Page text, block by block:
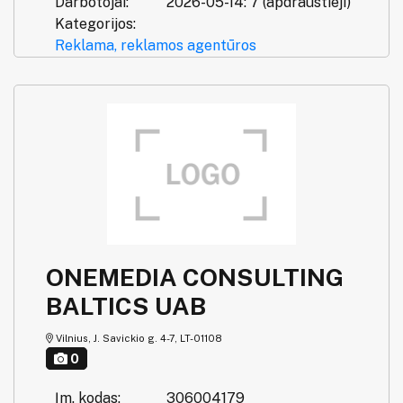
Kategorijos:
Reklama, reklamos agentūros
ONEMEDIA CONSULTING
BALTICS UAB
Vilnius, J. Savickio g. 4-7, LT-01108
0
Įm. kodas: 306004179